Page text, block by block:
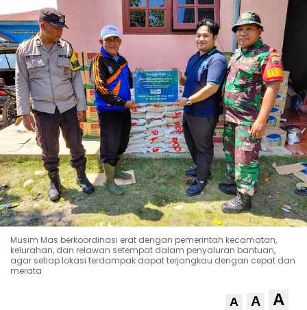
Musim Mas berkoordinasi erat dengan pemerintah kecamatan,
kelurahan, dan relawan setempat dalam penyaluran bantuan,
agar setiap lokasi terdampak dapat terjangkau dengan cepat dan
merata
A A A